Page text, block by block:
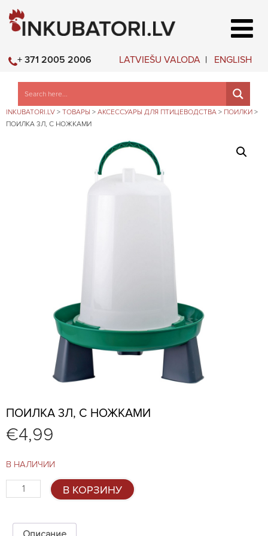
LATVIEŠU VALODA ENGLISH
+ 371 2005 2006
INKUBATORI.LV > ТОВАРЫ > АКСЕССУАРЫ ДЛЯ ПТИЦЕВОДСТВА > ПОИЛКИ >
ПОИЛКА 3Л, С НОЖКАМИ
ПОИЛКА 3Л, С НОЖКАМИ
€4,99
В НАЛИЧИИ
Количество
товара
3л,
В КОРЗИНУ